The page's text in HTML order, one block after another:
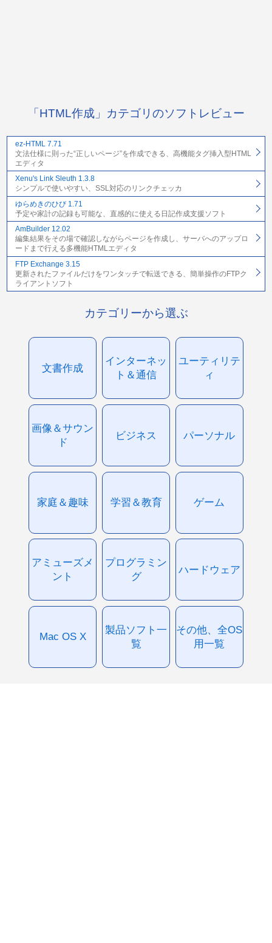
「HTML作成」カテゴリのソフトレビュー
ez-HTML 7.71
文法仕様に則った“正しいページ”を作成できる、高機能タグ挿入型HTML
エディタ
Xenu's Link Sleuth 1.3.8
シンプルで使いやすい、SSL対応のリンクチェッカ
ゆらめきのひび 1.71
予定や家計の記録も可能な、直感的に使える日記作成支援ソフト
AmBuilder 12.02
編集結果をその場で確認しながらページを作成し、サーバへのアップロ
ードまで行える多機能HTMLエディタ
FTP Exchange 3.15
更新されたファイルだけをワンタッチで転送できる、簡単操作のFTPク
ライアントソフト
カテゴリーから選ぶ
文書作成
インターネッ
ト＆通信
ユーティリテ
ィ
画像＆サウン
ド
ビジネス パーソナル
家庭＆趣味 学習＆教育 ゲーム
アミューズメ
ント
プログラミン
グ
ハードウェア
Mac OS X
製品ソフト一
覧
その他、全OS
用一覧